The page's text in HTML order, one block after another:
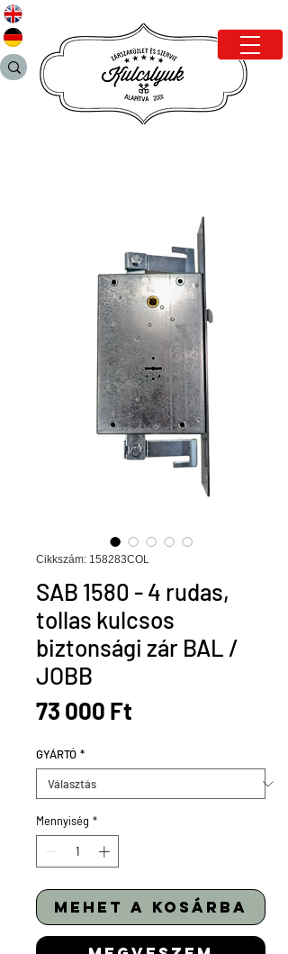
Cikkszám: 158283COL
SAB 1580 - 4 rudas,
tollas kulcsos
biztonsági zár BAL /
JOBB
73 000 Ft
GYÁRTÓ *
Mennyiség *
mehet a kosárba